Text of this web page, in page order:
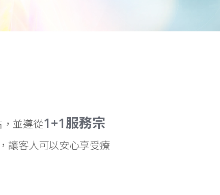
並遵從1+1服務宗
讓客人可以安心享受療